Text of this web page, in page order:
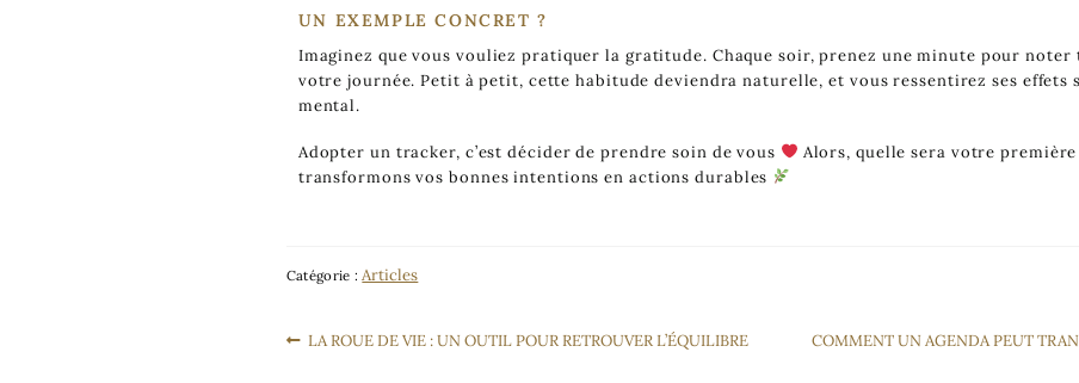
UN EXEMPLE CONCRET ?
Imaginez que vous vouliez pratiquer la gratitude. Chaque soir, prenez une minute pour noter
votre journée. Petit à petit, cette habitude deviendra naturelle, et vous ressentirez ses
mental.
Adopter un tracker, c’est décider de prendre soin de vous
Alors, quelle sera votre
transformons vos bonnes intentions en actions durables
Catégorie : Articles
LA ROUE DE VIE : UN OUTIL POUR RETROUVER L’ÉQUILIBRE COMMENT UN AGENDA PEUT